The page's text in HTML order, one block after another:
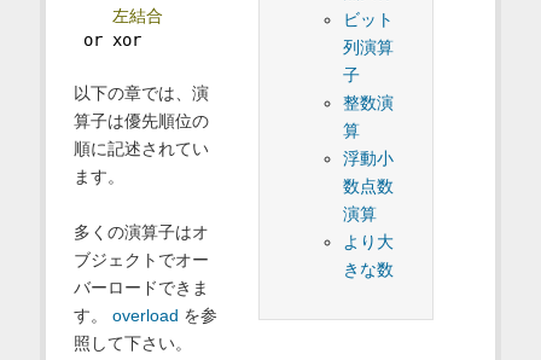
ビット
列演算
子
整数演
算
浮動小
数点数
演算
より大
きな数
左結合
or xor
以下の章では、演
算子は優先順位の
順に記述されてい
ます。
多くの演算子はオ
ブジェクトでオー
バーロードできま
す。 overload を参
照して下さい。